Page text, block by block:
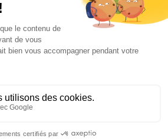
TTC
CONNECTÉE
& INTERPHONE
& ECLAIRAGE